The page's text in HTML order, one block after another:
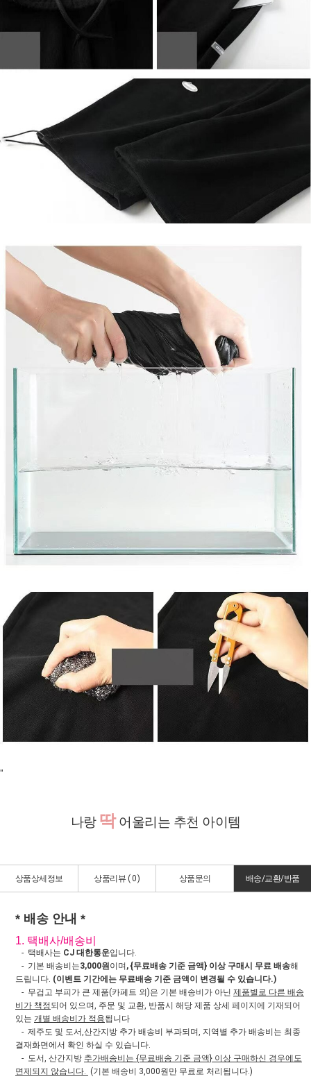
"
나랑 딱어울리는 추천 아이템
상품상세정보 상품리뷰 ( 0) 상품문의 배송/교환/반품
* 배송 안내 *
1. 택배사/배송비
- 택배사는 CJ 대한통운입니다.
- 기본 배송비는3,000원이며 , {무료배송 기준 금액} 이상 구매시 무료 배송해
드립니다. (이벤트 기간에는 무료배송 기준 금액이 변경될 수 있습니다.)
- 무겁고 부피가 큰 제품(카페트 외)은 기본 배송비가 아닌 제품별로 다른 배송
비가 책정되어 있으며, 주문 및 교환, 반품시 해당 제품 상세 페이지에 기재되어
있는 개별 배송비가 적용됩니다
- 제주도 및 도서,산간지방 추가 배송비 부과되며, 지역별 추가 배송비는 최종
결재화면에서 확인 하실 수 있습니다.
- 도서, 산간지방 추가배송비는 {무료배송 기준 금액} 이상 구매하신 경우에도
면제되지 않습니다. (기본 배송비 3,000원만 무료로 처리됩니다.)